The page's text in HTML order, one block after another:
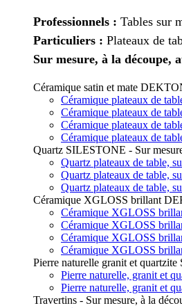
Professionnels : Tables sur
Particuliers : Plateaux de
Sur mesure, à la découpe,
Céramique satin et mate
Céramique plateaux de
Céramique plateaux de
Céramique plateaux de
Céramique plateaux de
Quartz SILESTONE - Sur
Quartz plateaux de table,
Quartz plateaux de table,
Quartz plateaux de table,
Céramique XGLOSS brillant
Céramique XGLOSS
Céramique XGLOSS
Céramique XGLOSS
Céramique XGLOSS
Pierre naturelle granit et
Pierre naturelle, granit et
Pierre naturelle, granit et
Travertins - Sur mesure, à la